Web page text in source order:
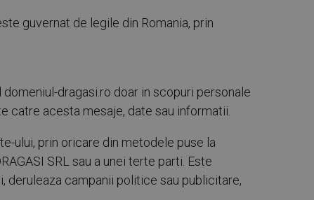
guvernat de legile din Romania, prin
dragasi.ro doar in scopuri personale
catre acesta mesaje, date sau informatii.
ului, prin oricare din metodele puse la
SRL sau a unei terte parti. Este
deruleaza campanii politice sau publicitare,